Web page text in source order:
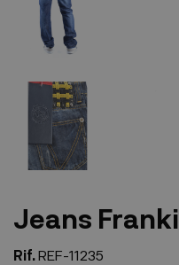
Jeans
Rif.REF-11235